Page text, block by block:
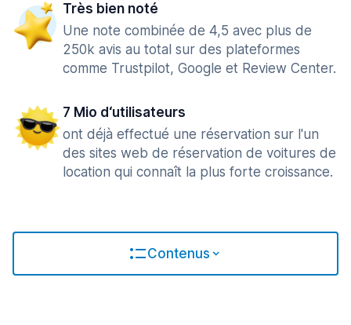
Très bien noté
Une note combinée de 4,5 avec plus de
250k avis au total sur des plateformes
comme Trustpilot, Google et Review Center.
7 Mio d‘utilisateurs
ont déjà effectué une réservation sur l'un
des sites web de réservation de voitures de
location qui connaît la plus forte croissance.
Contenus